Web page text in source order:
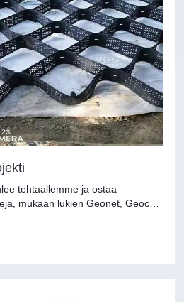
tehtaallemme ja ostaa
mukaan lukien Geonet, Geocell,